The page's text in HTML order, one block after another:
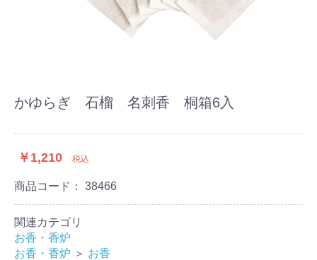
かゆらぎ 石榴 名刺香 桐箱6入
￥1,210 税込
商品コード： 38466
関連カテゴリ
お香・香炉
お香・香炉 ＞ お香